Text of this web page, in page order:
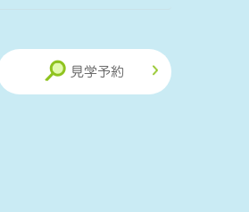
見学予約